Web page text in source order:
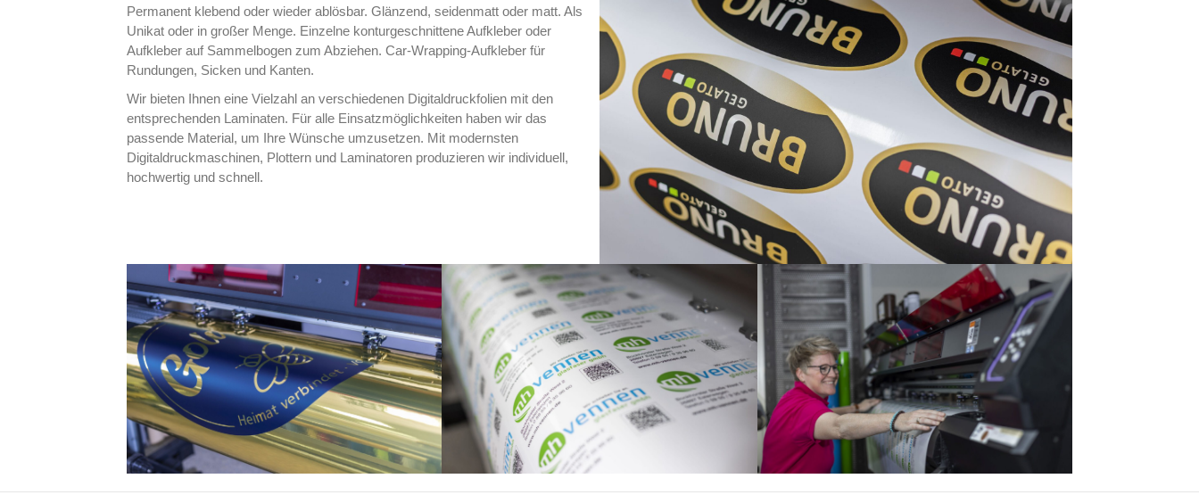
Permanent klebend oder wieder ablösbar. Glänzend, seidenmatt oder matt. Als
Unikat oder in großer Menge. Einzelne konturgeschnittene Aufkleber oder
Aufkleber auf Sammelbogen zum Abziehen. Car-Wrapping-Aufkleber für
Rundungen, Sicken und Kanten.
Wir bieten Ihnen eine Vielzahl an verschiedenen Digitaldruckfolien mit den
entsprechenden Laminaten. Für alle Einsatzmöglichkeiten haben wir das
passende Material, um Ihre Wünsche umzusetzen. Mit modernsten
Digitaldruckmaschinen, Plottern und Laminatoren produzieren wir individuell,
hochwertig und schnell.